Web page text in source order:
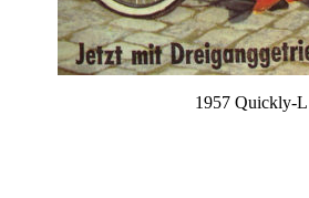
1957 Quickly-L